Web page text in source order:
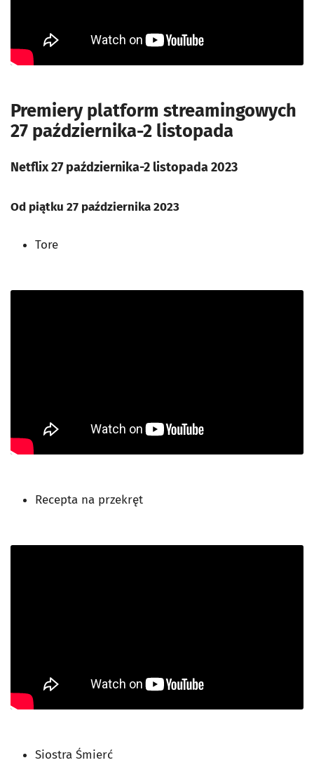
Premiery platform streamingowych
27 października-2 listopada
Netflix 27 października-2 listopada 2023
Od piątku 27 października 2023
Tore
Recepta na przekręt
Siostra Śmierć